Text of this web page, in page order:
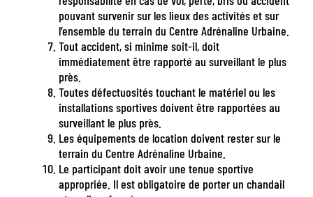
pouvant survenir sur les lieux des activités et sur
l’ensemble du terrain du Centre Adrénaline Urbaine.
Tout accident, si minime soit-il, doit
immédiatement être rapporté au surveillant le plus
près.
Toutes défectuosités touchant le matériel ou les
installations sportives doivent être rapportées au
surveillant le plus près.
Les équipements de location doivent rester sur le
terrain du Centre Adrénaline Urbaine.
Le participant doit avoir une tenue sportive
appropriée. Il est obligatoire de porter un chandail